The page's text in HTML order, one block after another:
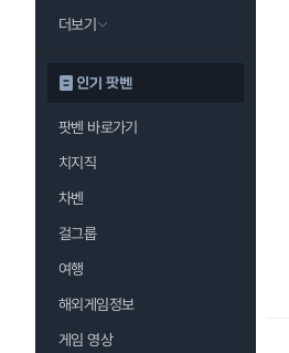
더보기
인기 팟벤
팟벤 바로가기
치지직
차벤
걸그룹
여행
해외게임정보
게임 영상